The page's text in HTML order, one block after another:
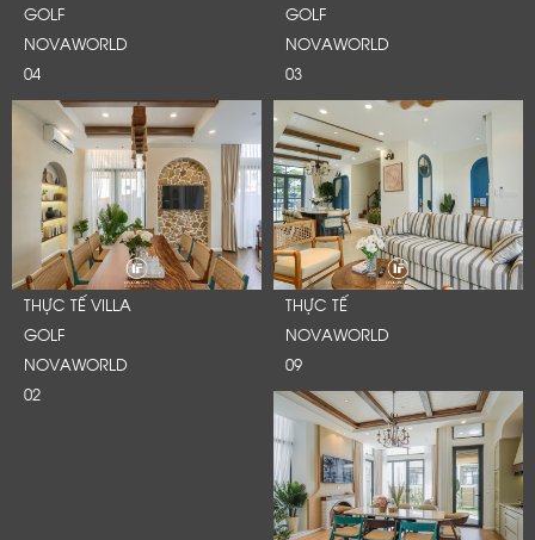
GOLF
NOVAWORLD
04
GOLF
NOVAWORLD
03
THỰC TẾ VILLA
GOLF
NOVAWORLD
02
THỰC TẾ
NOVAWORLD
09